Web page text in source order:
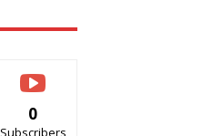
0
Subscribers